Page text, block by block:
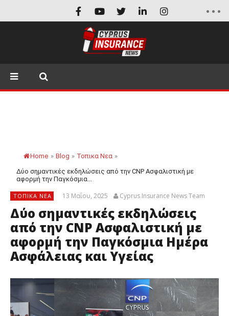
Home » Blog » Τοπικα Νεα »
Δύο σημαντικές εκδηλώσεις από την CNP Ασφαλιστική με
αφορμή την Παγκόσμια...
ΤΟΠΙΚΑ ΝΕΑ 13 Μαΐου, 2025 Cyprus Insurance News Team
Δύο σημαντικές εκδηλώσεις
από την CNP Ασφαλιστική με
αφορμή την Παγκόσμια Ημέρα
Ασφάλειας και Υγείας